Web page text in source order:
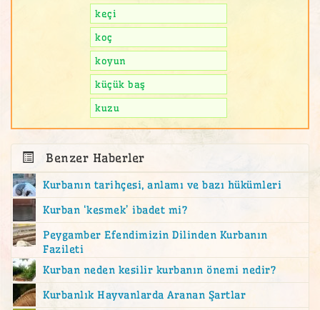
keçi
koç
koyun
küçük baş
kuzu
Benzer Haberler
Kurbanın tarihçesi, anlamı ve bazı hükümleri
Kurban ‘kesmek’ ibadet mi?
Peygamber Efendimizin Dilinden Kurbanın
Fazileti
Kurban neden kesilir kurbanın önemi nedir?
Kurbanlık Hayvanlarda Aranan Şartlar